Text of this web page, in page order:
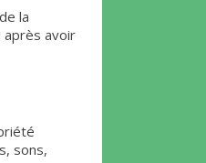
la
après avoir
sons,